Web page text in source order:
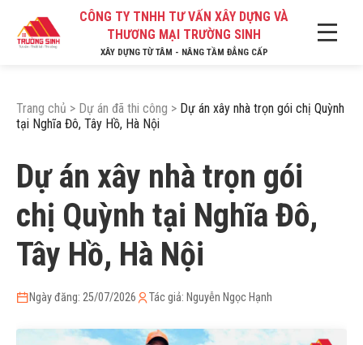
CÔNG TY TNHH TƯ VẤN XÂY DỰNG VÀ
THƯƠNG MẠI TRƯỜNG SINH
XÂY DỰNG TỪ TÂM - NÂNG TẦM ĐẲNG CẤP
Trang chủ > Dự án đã thi công > Dự án xây nhà trọn gói chị Quỳnh
tại Nghĩa Đô, Tây Hồ, Hà Nội
Dự án xây nhà trọn gói
chị Quỳnh tại Nghĩa Đô,
Tây Hồ, Hà Nội
Ngày đăng: 25/07/2026 Tác giả: Nguyễn Ngọc Hạnh